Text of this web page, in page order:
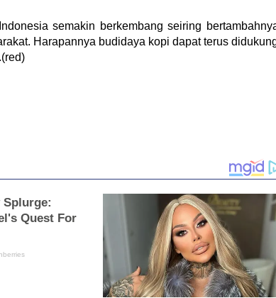
semakin berkembang seiring
Harapannya budidaya kopi dapat terus